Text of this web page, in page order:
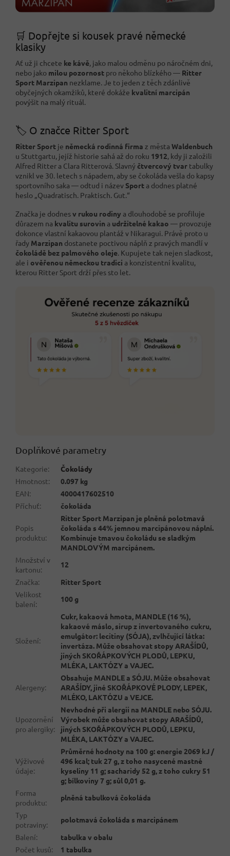
🛒 Dopřejte si kousek pravé německé
klasiky
Ať už ji chcete ke kávě, jako malou odměnu po náročném dni,
nebo jako milou pozornost pro někoho blízkého — Ritter
Sport Marzipan nezklame. Je to jeden z těch zdánlivě
obyčejných okamžiků, které dokáže kvalitní marcipán
povýšit na malý rituál.
🏷️ O značce Ritter Sport
Ritter Sport je německá rodinná firma z města Waldenbuch
u Stuttgartu, jejíž historie sahá až do roku 1912, kdy ji založili
Alfred Ritter a Clara Ritterová. Slavný čtvercový tvar tabulky
vznikl ve 30. letech s nápadem, aby se čokoláda vešla do kapsy
sportovního saka — odtud i název Sport a dodnes platné
heslo „Quadratisch. Praktisch. Gut.“
Značka je dodnesv rukou rodiny a dlouhodobě se profiluje
důrazem na kvalitu surovin a udržitelné kakao — provozuje
dokonce vlastní kakaovou plantáž v Nikaragui. Právě proto u
řady Marzipan dostanete poctivou náplň z pravých mandlí v
čokoládě bez palmového oleje. Kupujete tak nejen sladkost,
ale i ověřenou německou tradici a konzistentní kvalitu,
kterou Ritter Sport drží přes sto let.
Doplňkové parametry
Kategorie:
Čokolády
Hmotnost:
0.097 kg
EAN:
4000417602510
Příchuť: čokoláda
Popis
produktu:
Ritter Sport Marzipan je plněná polotmavá
čokoláda s 44% jemnou marcipánovou náplní.
Kombinuje tmavou čokoládu se sladkým
MANDLOVÝM marcipánem.
Množství v
kartonu:
12
Značka:
Ritter Sport
Velikost
balení:
100 g
Složení:
Cukr, kakaová hmota, MANDLE (16 %),
kakaové máslo, sirup z invertovaného cukru,
emulgátor: lecitiny (SÓJA), zvlhčující látka:
invertáza. Může obsahovat stopy ARAŠÍDŮ,
jiných SKOŘÁPKOVÝCH PLODŮ, LEPKU,
MLÉKA, LAKTÓZY a VAJEC.
Alergeny:
Obsahuje MANDLE a SÓJU. Může obsahovat
ARAŠÍDY, jiné SKOŘÁPKOVÉ PLODY, LEPEK,
MLÉKO, LAKTÓZU a VEJCE.
Upozornění
pro alergiky:
Nevhodné při alergii na MANDLE nebo SÓJU.
Výrobek může obsahovat stopy ARAŠÍDŮ,
jiných SKOŘÁPKOVÝCH PLODŮ, LEPKU,
MLÉKA, LAKTÓZY a VAJEC.
Výživové
údaje:
Průměrné hodnoty na 100 g: energie 2069 kJ /
496 kcal; tuk 27 g, z toho nasycené mastné
kyseliny 11 g; sacharidy 52 g, z toho cukry 51
g; bílkoviny 7 g; sůl 0,01 g.
Forma
produktu:
plněná tabulková čokoláda
Typ
potraviny:
polotmavá čokoláda s marcipánem
Balení:
tabulka v obalu
Počet kusů: 1 tabulka